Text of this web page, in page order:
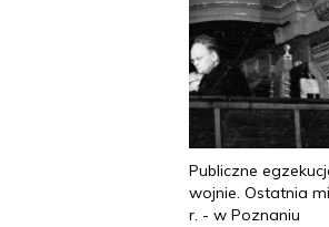
Publiczne
wojnie. Ostatnia
r. - w Poznaniu